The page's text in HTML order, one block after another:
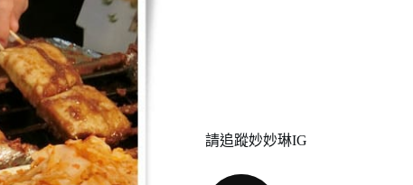
請追蹤妙妙琳IG